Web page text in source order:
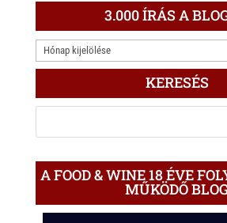
s
A
p
r
e
b
k
3.000 ÍRÁS A
3.000
ÍRÁS
BLOGON
KERESÉS
A FOOD & WINE 18 ÉVE
MŰKÖDŐ BLOG